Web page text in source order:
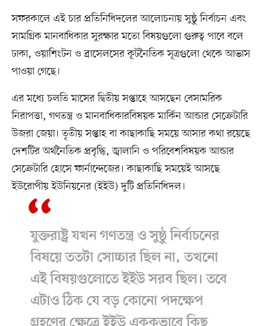
সফরকালে এই চার প্রতিনিধিদলের আলোচনায় সুষ্ঠু নির্বাচন এবং
সামগ্রিক মানবাধিকার সুরক্ষার মতো বিষয়গুলো গুরুত্ব পাবে বলে
ঢাকা, ওয়াশিংটন ও ব্রাসেলসের কূটনৈতিক সূত্রগুলো থেকে আভাস
পাওয়া গেছে।
এর মধ্যে চলতি মাসের দ্বিতীয় সপ্তাহে আসছেন বেসামরিক
নিরাপত্তা, গণতন্ত্র ও মানবাধিকারবিষয়ক মার্কিন আন্ডার সেক্রেটারি
উজরা জেয়া। তৃতীয় সপ্তাহ বা কাছাকাছি সময়ে আসার কথা রয়েছে
দেশটির অর্থনৈতিক প্রবৃদ্ধি, জ্বালানি ও পরিবেশবিষয়ক আন্ডার
সেক্রেটারি হোসে ফার্নান্দেজের। কাছাকাছি সময়েই আসছে
ইউরোপীয় ইউনিয়নের (ইইউ) দুটি প্রতিনিধিদল।
যুক্তরাষ্ট্র যখন গণতন্ত্র ও সুষ্ঠু নির্বাচনের
বিষয়ে ততটা সোচ্চার ছিল না, তখনো
এই বিষয়গুলোতে ইইউ সরব ছিল। তবে
এটাও ঠিক যে বড় কোনো পদক্ষেপ